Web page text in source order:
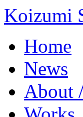
Koizumi
Home
News
About